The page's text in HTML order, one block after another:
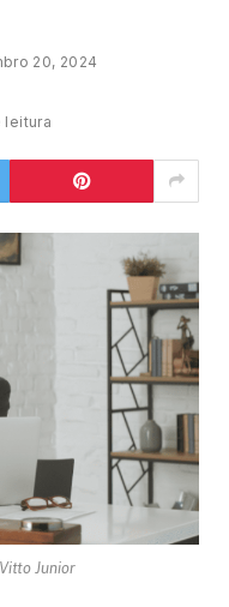
20, 2024
leitura
Junior